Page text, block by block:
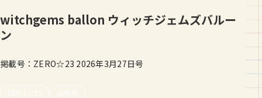
witchgems ballon ウィッチジェムズバルー
ン
掲載号：ZERO☆23 2026年3月27日号
ZERO☆23 山形市